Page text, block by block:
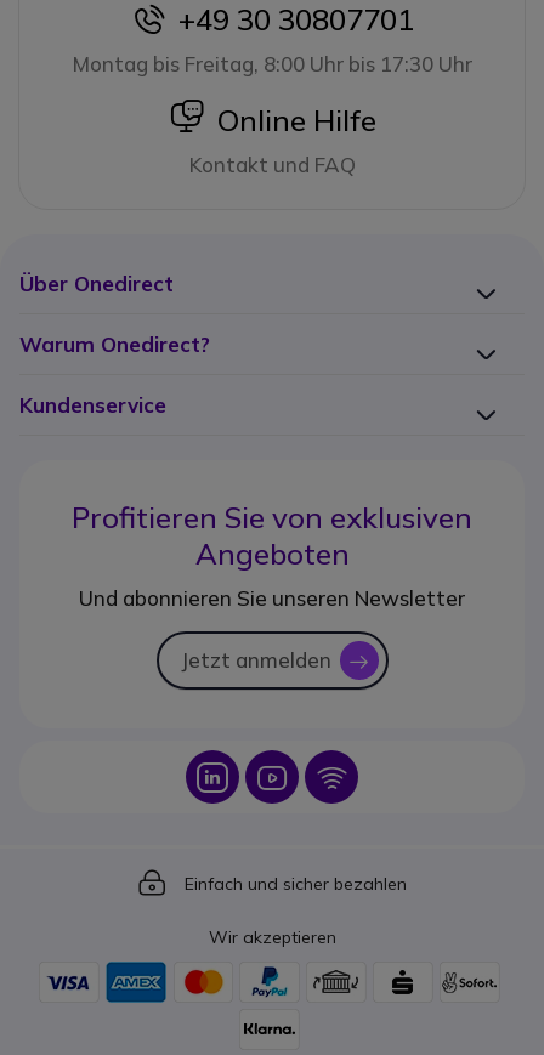
icon
+49 30 30807701
Montag bis Freitag, 8:00 Uhr bis 17:30 Uhr
icon
Online Hilfe
Kontakt und FAQ
Über Onedirect
Warum Onedirect?
Kundenservice
Profitieren Sie von exklusiven
Angeboten
Und abonnieren Sie unseren Newsletter
Jetzt anmelden icon
Icon Icon Icon
Icon
Einfach und sicher bezahlen
Wir akzeptieren